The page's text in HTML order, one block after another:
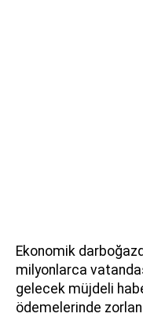
Ekonomik
milyonlarca
gelecek müjdeli
ödemelerinde